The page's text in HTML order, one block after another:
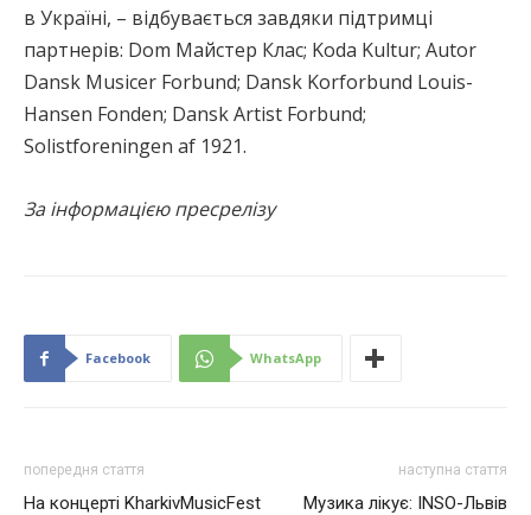
в Україні, – відбувається завдяки підтримці
партнерів: Dom Майстер Клас; Koda Kultur; Autor
Dansk Musicer Forbund; Dansk Korforbund Louis-
Hansen Fonden; Dansk Artist Forbund;
Solistforeningen af 1921.
За інформацією пресрелізу
Facebook WhatsApp
попередня стаття
На концерті KharkivMusicFest
наступна стаття
Музика лікує: INSO-Львів